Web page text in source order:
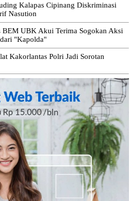
Kalapas Cipinang Diskriminasi
Nasution
BEM UBK Akui Terima Sogokan Aksi
"Kapolda"
Kakorlantas Polri Jadi Sorotan